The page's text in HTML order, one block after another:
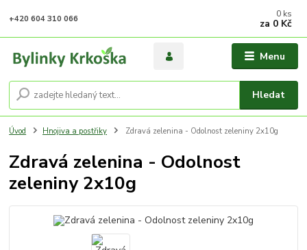
Menu
Hledat
+420 604 310 066 0 ks
za 0 Kč
Úvod Hnojiva a postřiky Zdravá zelenina - Odolnost zeleniny 2x10g
Zdravá zelenina - Odolnost
zeleniny 2x10g